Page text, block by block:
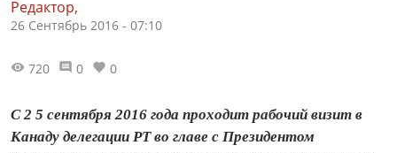
Редактор,
26 Сентябрь 2016 - 07:10
720 0 0
С 2 5 сентября 2016 года проходит рабочий визит в
Канаду делегации РТ во главе с Президентом